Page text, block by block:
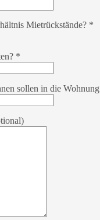
Mietrückstände? *
*
sollen in die